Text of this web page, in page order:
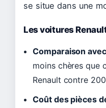
se situe dans une
Les voitures
Comparaison
moins chères que
Renault contre
Coût des pièces